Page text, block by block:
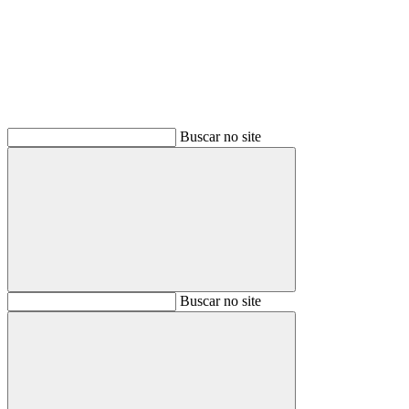
Buscar no site
BuscarBuscar no site